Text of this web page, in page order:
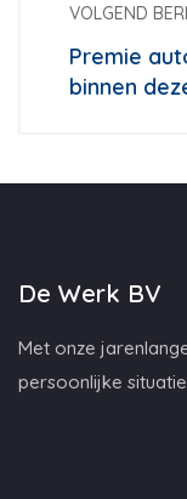
VOLGEND
Premie
binnen
De Werk BV
Met onze
persoonlijke